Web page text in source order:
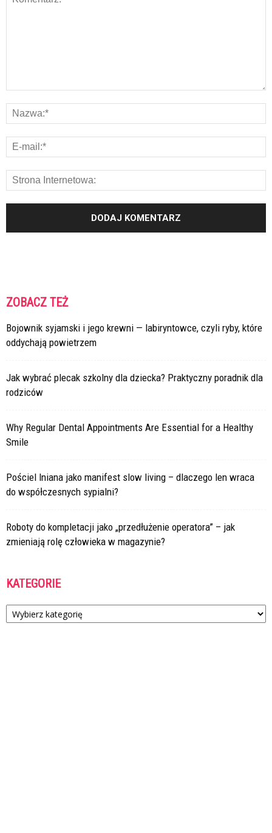
ZOBACZ TEŻ
Bojownik syjamski i jego krewni — labiryntowce, czyli ryby, które
oddychają powietrzem
Jak wybrać plecak szkolny dla dziecka? Praktyczny poradnik dla
rodziców
Why Regular Dental Appointments Are Essential for a Healthy
Smile
Pościel lniana jako manifest slow living – dlaczego len wraca
do współczesnych sypialni?
Roboty do kompletacji jako „przedłużenie operatora” – jak
zmieniają rolę człowieka w magazynie?
KATEGORIE
Kategorie